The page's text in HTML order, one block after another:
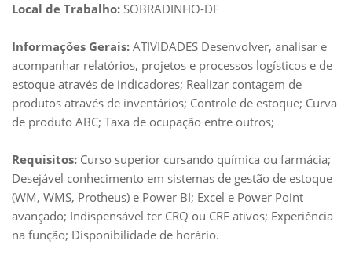
Local de Trabalho: SOBRADINHO-DF
Informações Gerais: ATIVIDADES Desenvolver, analisar e
acompanhar relatórios, projetos e processos logísticos e de
estoque através de indicadores; Realizar contagem de
produtos através de inventários; Controle de estoque; Curva
de produto ABC; Taxa de ocupação entre outros;
Requisitos: Curso superior cursando química ou farmácia;
Desejável conhecimento em sistemas de gestão de estoque
(WM, WMS, Protheus) e Power BI; Excel e Power Point
avançado; Indispensável ter CRQ ou CRF ativos; Experiência
na função; Disponibilidade de horário.